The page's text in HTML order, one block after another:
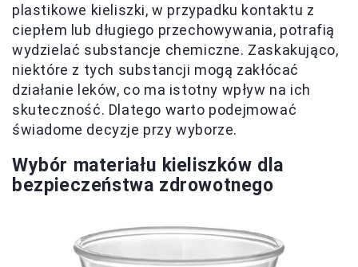
plastikowe kieliszki, w przypadku kontaktu z
ciepłem lub długiego przechowywania, potrafią
wydzielać substancje chemiczne. Zaskakująco,
niektóre z tych substancji mogą zakłócać
działanie leków, co ma istotny wpływ na ich
skuteczność. Dlatego warto podejmować
świadome decyzje przy wyborze.
Wybór materiału kieliszków dla
bezpieczeństwa zdrowotnego